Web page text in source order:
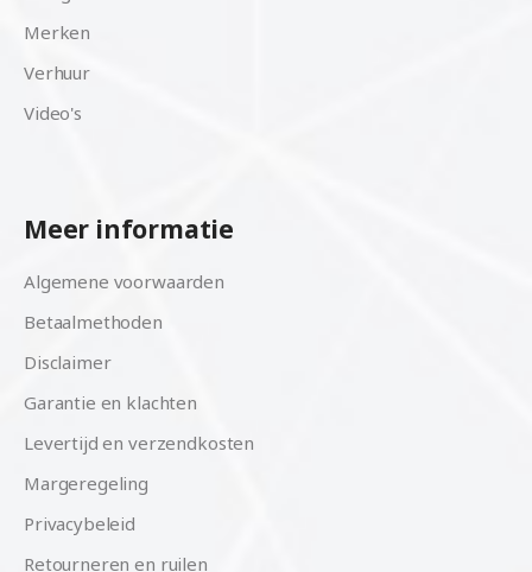
Merken
Verhuur
Video's
Meer informatie
Algemene voorwaarden
Betaalmethoden
Disclaimer
Garantie en klachten
Levertijd en verzendkosten
Margeregeling
Privacybeleid
Retourneren en ruilen